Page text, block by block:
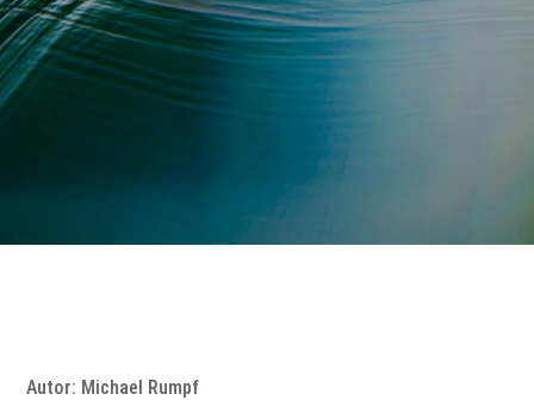
17.3.2025|KI Compliance|1 Kommentar
Autor: Michael Rumpf